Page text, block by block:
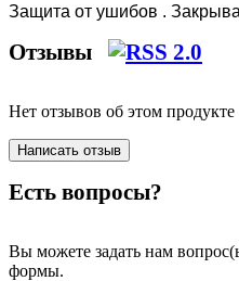
Защита от ушибов .
Отзывы
Нет отзывов об этом продукте
Есть вопросы?
Вы можете задать нам
формы.